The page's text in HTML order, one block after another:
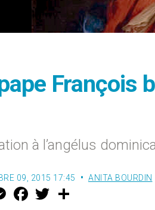
François
à l’angélus
09, 2015 17:45 ANITA BOURDIN
M
e
F
a w